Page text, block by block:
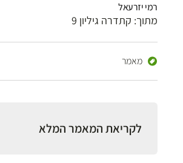
רמי יזרעאל
מתוך: קתדרה גיליון 9
מאמר
לקריאת המאמר המלא